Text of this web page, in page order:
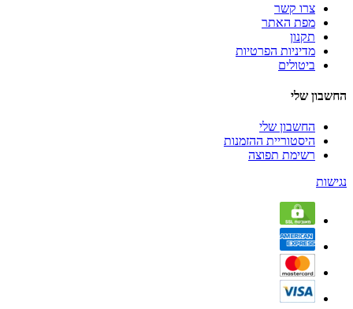
צרו קשר
מפת האתר
תקנון
מדיניות הפרטיות
ביטולים
החשבון שלי
החשבון שלי
היסטוריית ההזמנות
רשימת תפוצה
נגישות